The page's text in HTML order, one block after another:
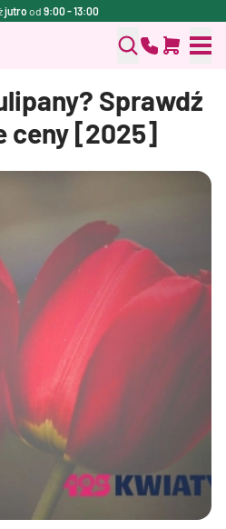
jutro od 9:00 - 13:00
Sprawdź
ceny [2025]